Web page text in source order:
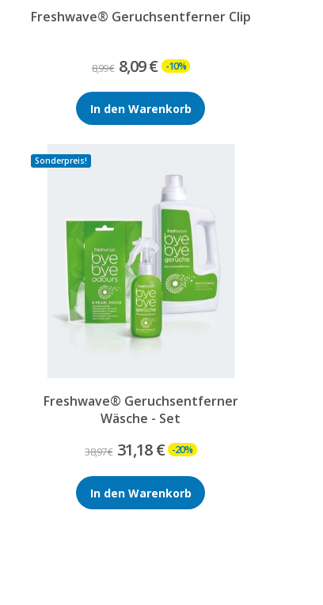
Freshwave® Geruchsentferner Clip
8,99 € 8,09 € -10%
In den Warenkorb
Sonderpreis!
Freshwave® Geruchsentferner
Wäsche - Set
38,97 € 31,18 € -20%
In den Warenkorb